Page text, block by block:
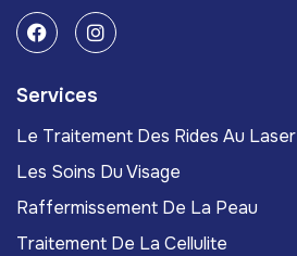
Services
Le Traitement Des Rides Au Laser
Les Soins Du Visage
Raffermissement De La Peau
Traitement De La Cellulite